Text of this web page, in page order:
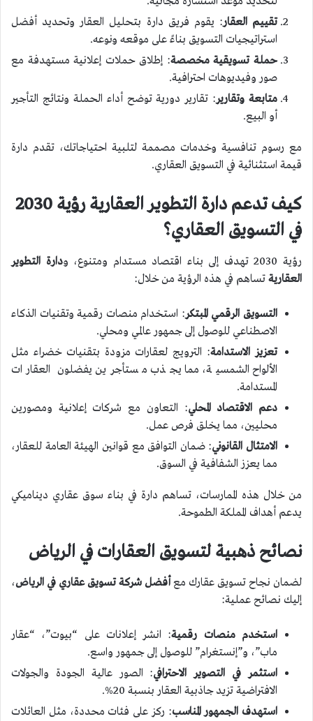
تقييم العقار: يقوم فريق دارة بتحليل العقار وتحديد أفضل
استراتيجيات التسويق بناءً على موقعه ونوعه.
حملة تسويقية مخصصة: إطلاق حملات إعلانية مستهدفة مع
صور وفيديوهات احترافية.
متابعة وتقارير: تقارير دورية توضح أداء الحملة ونتائج التأجير
أو البيع.
مع رسوم تنافسية وخدمات مصممة لتلبية احتياجاتك، تقدم دارة
قيمة استثنائية في التسويق العقاري.
كيف تدعم دارة التطوير العقارية رؤية 2030
في التسويق العقاري؟
رؤية 2030 تهدف إلى بناء اقتصاد مستدام ومتنوع، و
دارة التطوير
العقارية تساهم في هذه الرؤية من خلال:
التسويق الرقمي المبتكر: استخدام منصات رقمية وتقنيات الذكاء
الاصطناعي للوصول إلى جمهور عالمي ومحلي.
تعزيز الاستدامة: الترويج لعقارات مزودة بتقنيات خضراء مثل
الألواح الشمسية، مما يجذب مستأجرين يفضلون العقارات
المستدامة.
دعم الاقتصاد المحلي: التعاون مع شركات إعلانية ومصورين
محليين، مما يخلق فرص عمل.
الامتثال القانوني: ضمان التوافق مع قوانين الهيئة العامة للعقار،
مما يعزز الشفافية في السوق.
من خلال هذه الممارسات، تساهم دارة في بناء سوق عقاري ديناميكي
يدعم أهداف المملكة الطموحة.
نصائح ذهبية لتسويق العقارات في الرياض
لضمان نجاح تسويق عقارك مع أفضل شركة تسويق عقاري في الرياض،
إليك نصائح عملية:
استخدم منصات رقمية: انشر إعلانات على “بيوت”، “عقار
ماب”، و”إنستغرام” للوصول إلى جمهور واسع.
استثمر في التصوير الاحترافي: الصور عالية الجودة والجولات
الافتراضية تزيد جاذبية العقار بنسبة 20%.
استهدف الجمهور المناسب: ركز على فئات محددة، مثل العائلات